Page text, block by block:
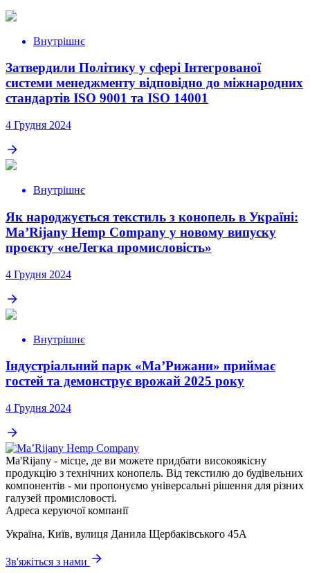
Внутрішнє
Затвердили Політику у сфері Інтегрованої
системи менеджменту відповідно до міжнародних
стандартів ISO 9001 та ISO 14001
4 Грудня 2024
Внутрішнє
Як народжується текстиль з конопель в Україні:
Ma’Rijany Hemp Company у новому випуску
проєкту «неЛегка промисловість»
4 Грудня 2024
Внутрішнє
Індустріальний парк «МаʼРижани» приймає
гостей та демонструє врожай 2025 року
4 Грудня 2024
Ma'Rijany - місце, де ви можете придбати високоякісну
продукцію з технічних конопель. Від текстилю до будівельних
компонентів - ми пропонуємо універсальні рішення для різних
галузей промисловості.
Адреса керуючої компанії
Україна, Київ, вулиця Данила Щербаківського 45A
Зв'яжіться з нами